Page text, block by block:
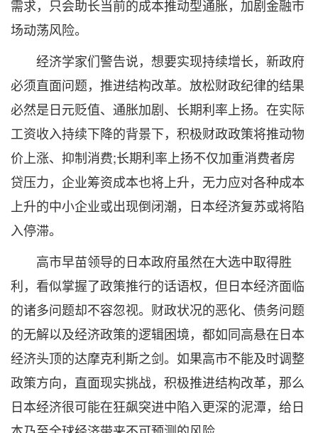
需求，只会助长当前的成本推动型通胀，加剧金融市
场动荡风险。
经济学家们警告说，想要实现持续增长，新政府
必须直面问题，推进结构改革。放松财政纪律的结果
必然是日元贬值、通胀加剧、长期利率上扬。在实际
工资收入持续下降的背景下，积极财政政策将推动物
价上涨、抑制消费;长期利率上扬不仅加重消费者房
贷压力，企业筹资成本也将上升，无力应对各种成本
上升的中小企业或出现倒闭潮，日本经济复苏或将陷
入停滞。
高市早苗领导的日本政府虽然在大选中取得胜
利，看似掌握了政策推行的话语权，但日本经济面临
的诸多问题却不容忽视。财政状况的恶化、债务问题
的无解以及经济政策的逻辑困境，都如同高悬在日本
经济头顶的达摩克利斯之剑。如果高市不能及时调整
政策方向，直面现实挑战，积极推进结构改革，那么
日本经济很可能在狂飙突进中陷入更深的泥潭，给日